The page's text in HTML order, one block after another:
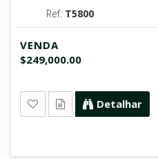
Ref: T5800
VENDA
$249,000.00
Detalhar